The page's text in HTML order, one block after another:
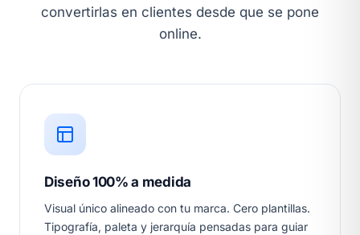
convertirlas en clientes desde que se pone
online.
Diseño 100% a medida
Visual único alineado con tu marca. Cero plantillas.
Tipografía, paleta y jerarquía pensadas para guiar